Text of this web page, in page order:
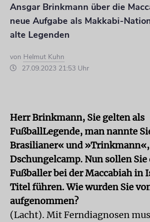
Ansgar Brinkmann über die
neue Aufgabe als Makkabi-
alte Legenden
von Helmut Kuhn
27.09.2023 21:53 Uhr
Herr Brinkmann, Sie gelten als
FußballLegende, man nannte
Brasilianer« und
Dschungelcamp. Nun sollen Sie
Fußballer bei der Maccabiah in
Titel führen. Wie wurden Sie
aufgenommen?
(Lacht). Mit Ferndiagnosen